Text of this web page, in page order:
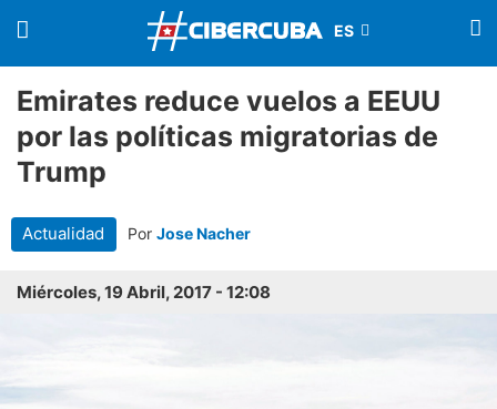
Emirates reduce vuelos a EEUU
por las políticas migratorias de
Trump
Actualidad Por Jose Nacher
Miércoles, 19 Abril, 2017 - 12:08